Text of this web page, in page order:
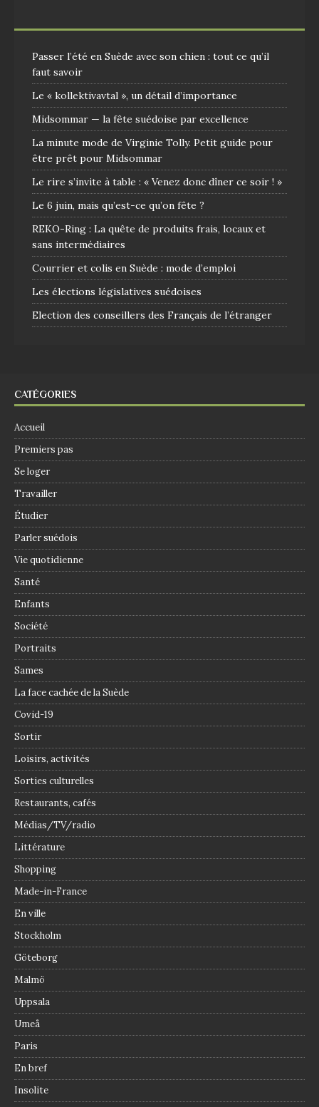
Passer l’été en Suède avec son chien : tout ce qu’il
faut savoir
Le « kollektivavtal », un détail d’importance
Midsommar — la fête suédoise par excellence
La minute mode de Virginie Tolly. Petit guide pour
être prêt pour Midsommar
Le rire s’invite à table : « Venez donc dîner ce soir ! »
Le 6 juin, mais qu’est-ce qu’on fête ?
REKO-Ring : La quête de produits frais, locaux et
sans intermédiaires
Courrier et colis en Suède : mode d’emploi
Les élections législatives suédoises
Election des conseillers des Français de l’étranger
CATÉGORIES
Accueil
Premiers pas
Se loger
Travailler
Étudier
Parler suédois
Vie quotidienne
Santé
Enfants
Société
Portraits
Sames
La face cachée de la Suède
Covid-19
Sortir
Loisirs, activités
Sorties culturelles
Restaurants, cafés
Médias/TV/radio
Littérature
Shopping
Made-in-France
En ville
Stockholm
Göteborg
Malmö
Uppsala
Umeå
Paris
En bref
Insolite